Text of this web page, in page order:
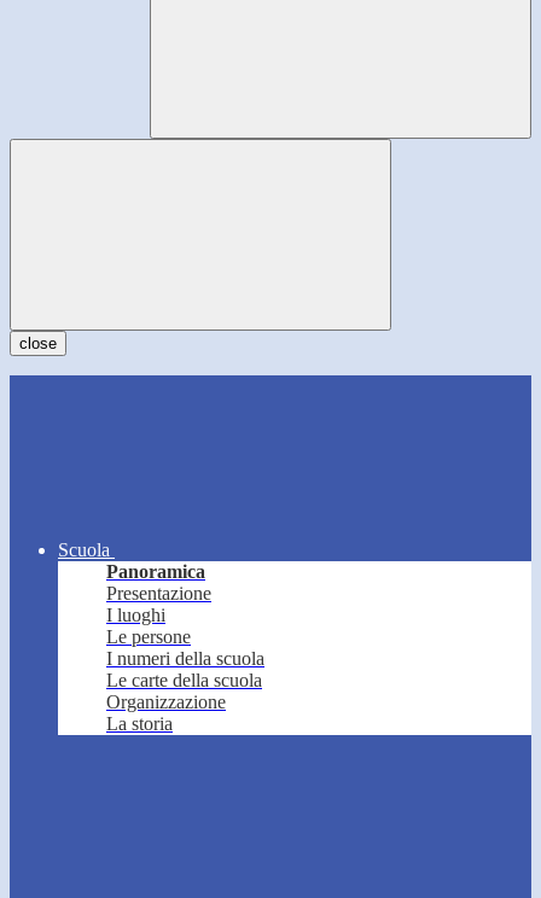
close
Scuola
Panoramica
Presentazione
I luoghi
Le persone
I numeri della scuola
Le carte della scuola
Organizzazione
La storia